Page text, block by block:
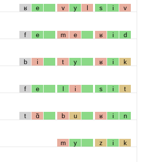
ʁ e v y l s i v
f e m e ʁ i d
b i t y ʁ i k
f e l i s i t
t ɑ̃ b u ʁ i n
m y z i k